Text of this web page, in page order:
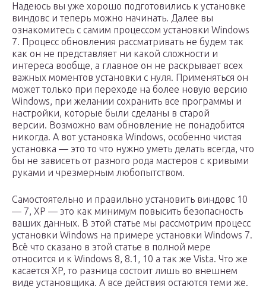
Надеюсь вы уже хорошо подготовились к установке
виндовс и теперь можно начинать. Далее вы
ознакомитесь с самим процессом установки Windows
7. Процесс обновления рассматривать не будем так
как он не представляет ни какой сложности и
интереса вообще, а главное он не раскрывает всех
важных моментов установки с нуля. Применяться он
может только при переходе на более новую версию
Windows, при желании сохранить все программы и
настройки, которые были сделаны в старой
версии. Возможно вам обновление не понадобится
никогда. А вот установка Windows, особенно чистая
установка — это то что нужно уметь делать всегда, что
бы не зависеть от разного рода мастеров с кривыми
руками и чрезмерным любопытством.
Самостоятельно и правильно установить виндовс 10
— 7, XP — это как минимум повысить безопасность
ваших данных. В этой статье мы рассмотрим процесс
установки Windows на примере установки Windows 7.
Всё что сказано в этой статье в полной мере
относится и к Windows 8, 8.1, 10 а так же Vista. Что же
касается XP, то разница состоит лишь во внешнем
виде установщика. А все действия остаются теми же.